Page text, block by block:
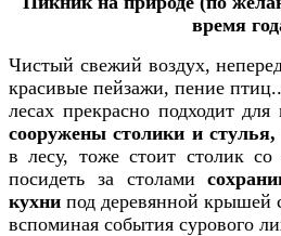
время
Чистый свежий воздух,
красивые пейзажи, пение
лесах прекрасно подходит
сооружены столики и стулья,
в лесу, тоже стоит столик
посидеть за столами
кухни под деревянной крышей
вспоминая события сурового